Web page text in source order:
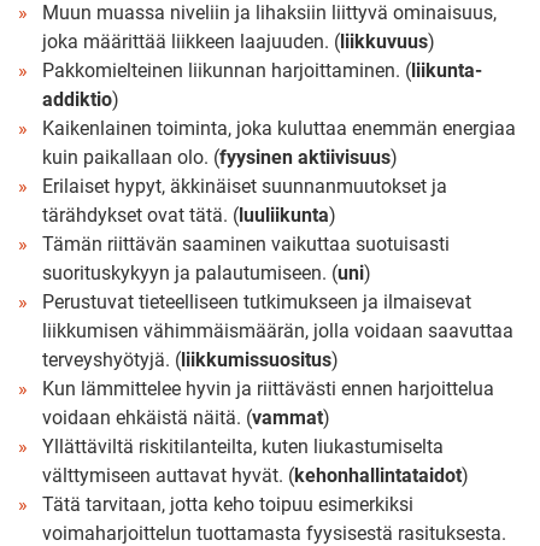
Muun muassa niveliin ja lihaksiin liittyvä ominaisuus,
joka määrittää liikkeen laajuuden. (liikkuvuus)
Pakkomielteinen liikunnan harjoittaminen. (liikunta-
addiktio)
Kaikenlainen toiminta, joka kuluttaa enemmän energiaa
kuin paikallaan olo. (fyysinen aktiivisuus)
Erilaiset hypyt, äkkinäiset suunnanmuutokset ja
tärähdykset ovat tätä. (luuliikunta)
Tämän riittävän saaminen vaikuttaa suotuisasti
suorituskykyyn ja palautumiseen. (uni)
Perustuvat tieteelliseen tutkimukseen ja ilmaisevat
liikkumisen vähimmäismäärän, jolla voidaan saavuttaa
terveyshyötyjä. (liikkumissuositus)
Kun lämmittelee hyvin ja riittävästi ennen harjoittelua
voidaan ehkäistä näitä. (vammat)
Yllättäviltä riskitilanteilta, kuten liukastumiselta
välttymiseen auttavat hyvät. (kehonhallintataidot)
Tätä tarvitaan, jotta keho toipuu esimerkiksi
voimaharjoittelun tuottamasta fyysisestä rasituksesta.